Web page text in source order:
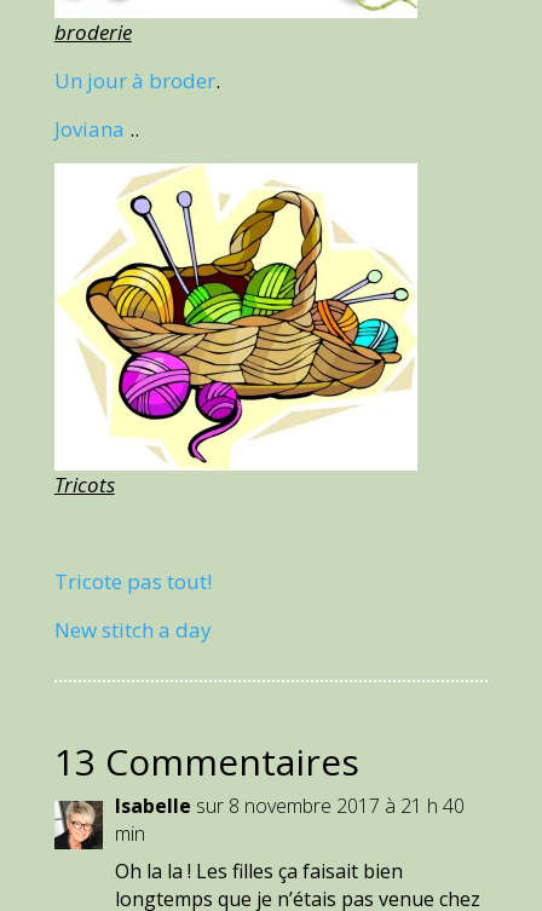
broderie
Un jour à broder.
Joviana ..
Tricots
Tricote pas tout!
New stitch a day
13 Commentaires
Isabelle sur 8 novembre 2017 à 21 h 40
min
Oh la la ! Les filles ça faisait bien
longtemps que je n’étais pas venue chez